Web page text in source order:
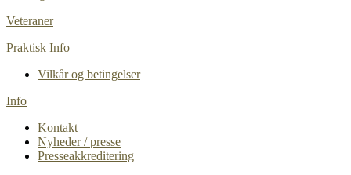
Veteraner
Praktisk Info
Vilkår og betingelser
Info
Kontakt
Nyheder / presse
Presseakkreditering